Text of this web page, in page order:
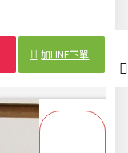
加LINE下單
裝
包
裝
束口
袋